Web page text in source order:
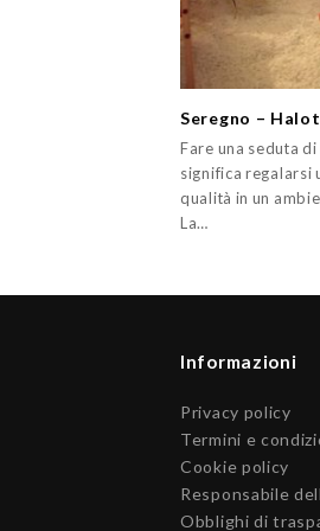
Seregno –
Fare una seduta
significa regalarsi
qualità in un
La…
Informazioni
Privacy policy
Termini e
Cookie policy
Responsabile
Obblighi di